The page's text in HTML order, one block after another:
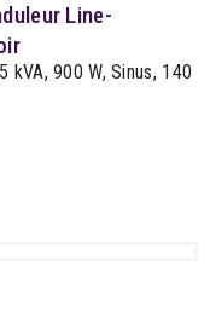
Line-
900 W, Sinus, 140